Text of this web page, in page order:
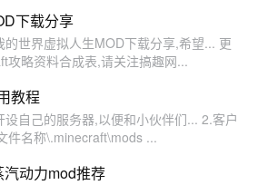
下载分享
世界虚拟人生MOD下载分享,希望... 更
攻略资料合成表,请关注搞趣网...
教程
自己的服务器,以便和小伙伴们... 2.客户
件名称\.minecraft\mods ...
动力mod推荐